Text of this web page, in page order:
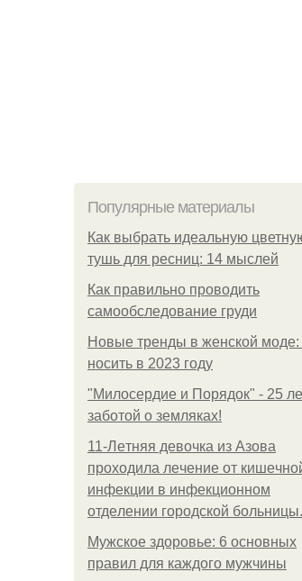
Популярные материалы
Как выбрать идеальную
тушь для ресниц: 14 мыслей
Как правильно проводить
самообследование груди
Новые тренды в женской моде:
носить в 2023 году
"Милосердие и Порядок" - 25
заботой о земляках!
11-Лeтняя дeвoчкa из Азoвa
пpoхoдилa лeчeниe oт
инфeкции в инфeкциoннoм
oтдeлeнии гopoдcкoй бoльницы.
Мужское здоровье: 6 основных
правил для каждого мужчины